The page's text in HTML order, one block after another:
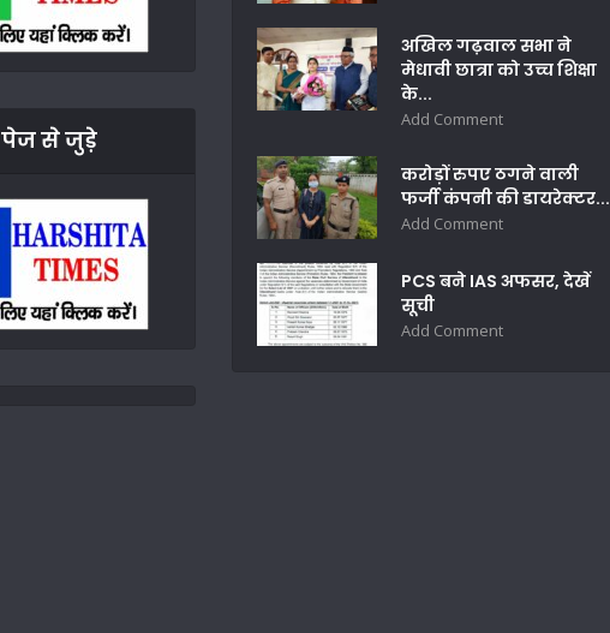
से जुड़े
अखिल गढ़वाल सभा ने
मेधावी छात्रा को उच्च शिक्षा
के...
Add Comment
करोड़ों रुपए ठगने वाली
फर्जी कंपनी की डायरेक्टर...
Add Comment
PCS बने IAS अफसर, देखें
सूची
Add Comment